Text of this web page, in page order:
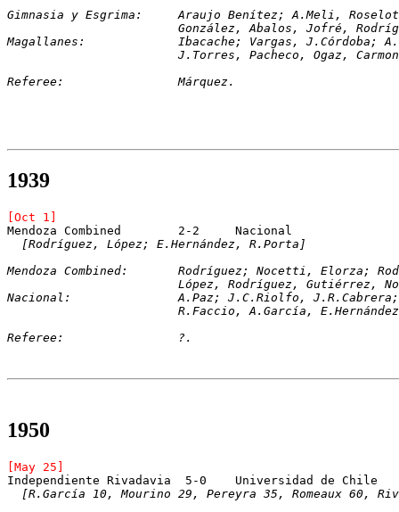
Gimnasia y Esgrima:	Araujo Benítez;
González, Abalos, Jofré,
Magallanes:		Ibacache; Vargas,
J.Torres, Pacheco, Ogaz,
Referee:		Márquez.
1939
[Oct 1]
Mendoza Combined	2-2	Nacional
[Rodríguez, López; E.Hernández, R.Porta]
Mendoza Combined:	Rodríguez;
López, Rodríguez, Gutiérrez,
Nacional:		A.Paz; J.C.Riolfo,
R.Faccio, A.García,
Referee:		?.
1950
[May 25]
Independiente Rivadavia	 5-0	Universidad de Chile
[R.García 10, Mourino 29, Pereyra 35, Romeaux 60,